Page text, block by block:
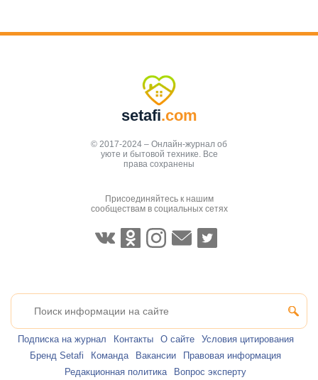
setafi.com
© 2017-2024 – Онлайн-журнал об
уюте и бытовой технике. Все
права сохранены
Присоединяйтесь к нашим
сообществам в социальных сетях
Подписка на журнал Контакты О сайте
Условия цитирования
Бренд Setafi
Команда Вакансии
Правовая информация
Редакционная политика
Вопрос эксперту